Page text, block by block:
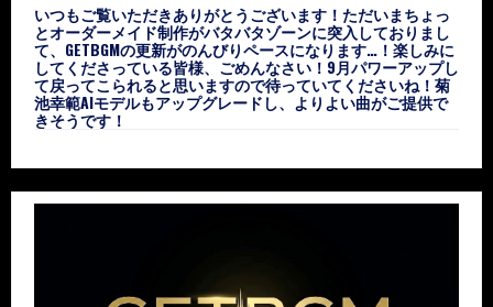
いつもご覧いただきありがとうございます！ただいまちょっ
とオーダーメイド制作がバタバタゾーンに突入しておりまし
て、GETBGMの更新がのんびりペースになります…！楽しみに
してくださっている皆様、ごめんなさい！9月パワーアップし
て戻ってこられると思いますので待っていてくださいね！菊
池幸範AIモデルもアップグレードし、よりよい曲がご提供で
きそうです！